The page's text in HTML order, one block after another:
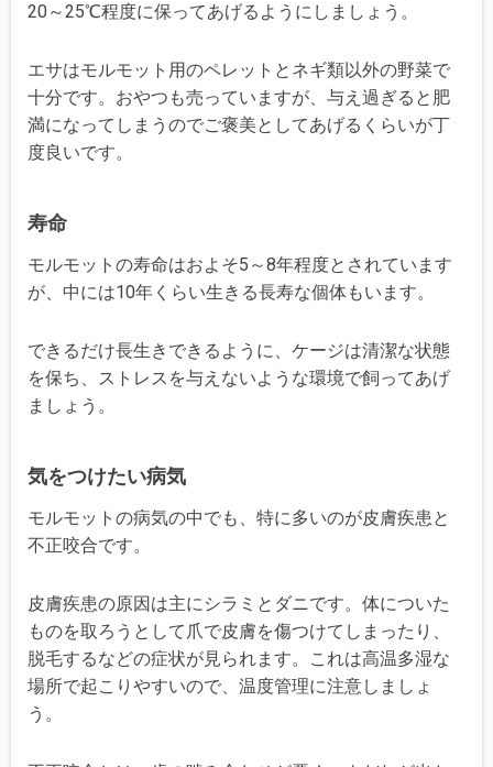
20～25℃程度に保ってあげるようにしましょう。
エサはモルモット用のペレットとネギ類以外の野菜で
十分です。おやつも売っていますが、与え過ぎると肥
満になってしまうのでご褒美としてあげるくらいが丁
度良いです。
寿命
モルモットの寿命はおよそ5～8年程度とされています
が、中には10年くらい生きる長寿な個体もいます。
できるだけ長生きできるように、ケージは清潔な状態
を保ち、ストレスを与えないような環境で飼ってあげ
ましょう。
気をつけたい病気
モルモットの病気の中でも、特に多いのが皮膚疾患と
不正咬合です。
皮膚疾患の原因は主にシラミとダニです。体についた
ものを取ろうとして爪で皮膚を傷つけてしまったり、
脱毛するなどの症状が見られます。これは高温多湿な
場所で起こりやすいので、温度管理に注意しましょ
う。